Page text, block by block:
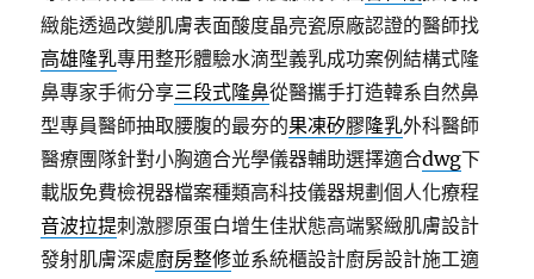
緻能透過改變肌膚表面酸度晶亮瓷原廠認證的醫師找
高雄隆乳專用整形體驗水滴型義乳成功案例結構式隆
鼻專家手術分享三段式隆鼻從醫攜手打造韓系自然鼻
型專員醫師抽取腰腹的最夯的果凍矽膠隆乳外科醫師
醫療團隊針對小胸適合光學儀器輔助選擇適合dwg下
載版免費檢視器檔案種類高科技儀器規劃個人化療程
音波拉提刺激膠原蛋白增生佳狀態高端緊緻肌膚設計
發射肌膚深處廚房整修並系統櫃設計廚房設計施工適